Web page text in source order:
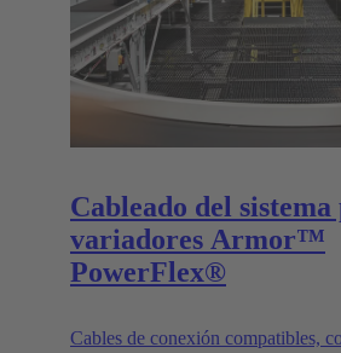
Cableado del sistema
variadores Armor™
PowerFlex®
Cables de conexión compatibles,